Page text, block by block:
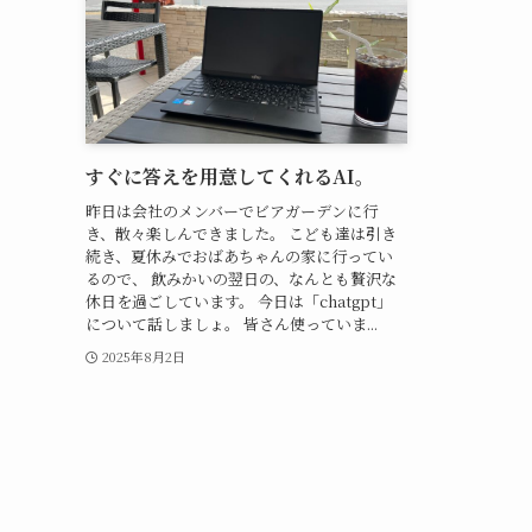
すぐに答えを用意してくれるAI。
昨日は会社のメンバーでビアガーデンに行
き、散々楽しんできました。 こども達は引き
続き、夏休みでおばあちゃんの家に行ってい
るので、 飲みかいの翌日の、なんとも贅沢な
休日を過ごしています。 今日は「chatgpt」
について話しましょ。 皆さん使っていま...
2025年8月2日